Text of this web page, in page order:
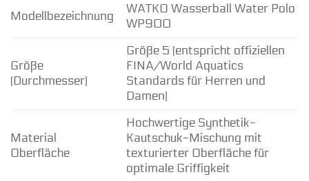
Modellbezeichnung
WATKO Wasserball Water Polo
WP900
Größe
(Durchmesser)
Größe 5 (entspricht offiziellen
FINA/World Aquatics
Standards für Herren und
Damen)
Material
Oberfläche
Hochwertige Synthetik-
Kautschuk-Mischung mit
texturierter Oberfläche für
optimale Griffigkeit